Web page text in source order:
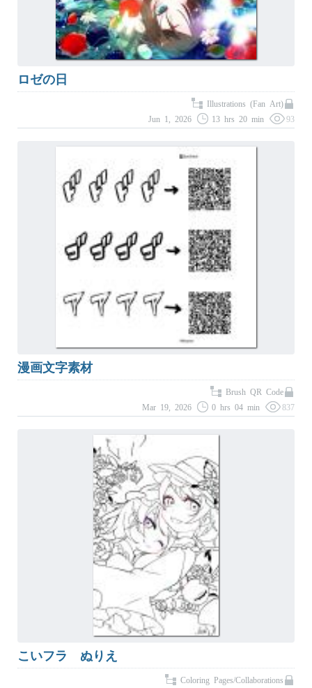
ロゼの日
Illustrations (Fan Art)
Jun 1, 2026
13 hrs 20 min 93
漫画文字素材
Brush QR Code
Mar 19, 2026
0 hrs 04 min 837
こいフラ ぬりえ
Coloring Pages/Collaborations